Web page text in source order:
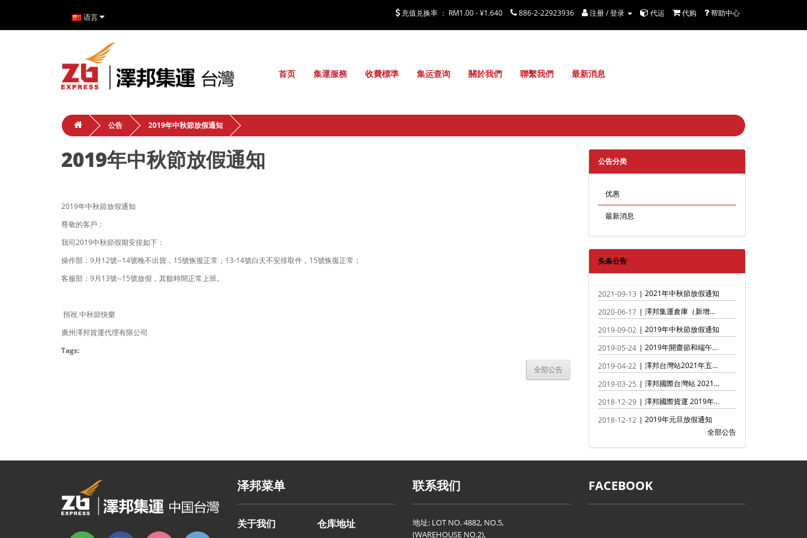
语言 充值兑换率 ： RM1.00 - ¥1.640 886-2-22923936 注册 / 登录 代运 代购 帮助中心
首页 集運服務 收費標準 集运查询 關於我們 聯繫我們 最新消息
公告 2019年中秋節放假通知
2019年中秋節放假通知
2019年中秋節放假通知
尊敬的客戶：
我司2019中秋節假期安排如下：
操作部：9月12號--14號晚不出貨，15號恢復正常；13-14號白天不安排取件，15號恢復正常；
客服部：9月13號--15號放假，其餘時間正常上班。
預祝 中秋節快樂
廣州澤邦貨運代理有限公司
Tags:
全部公告
公告分类
优惠
最新消息
头条公告
2021-09-13 | 2021年中秋節放假通知
2020-06-17
| 澤邦集運倉庫（新增義烏倉，廣州倉與馬來西亞倉地址有變更）
2019-09-02 | 2019年中秋節放假通知
2019-05-24
| 2019年開齋節和端午節出貨通知
2019-04-22
| 澤邦台灣站2021年五一放假通知
2019-03-25
| 澤邦國際台灣站 2021年清明節放假通知
2018-12-29
| 澤邦國際貨運 2019年春節前收貨（放假）通知
2018-12-12 | 2019年元旦放假通知
全部公告
泽邦菜单
关于我们 仓库地址
联系我们
地址: LOT NO. 4882, NO.5,
(WAREHOUSE NO.2),
FACEBOOK